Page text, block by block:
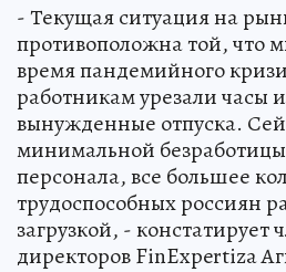
- Текущая ситуация на
противоположна той, что
время пандемийного
работникам урезали часы
вынужденные отпуска.
минимальной
персонала, все большее
трудоспособных россиян
загрузкой, - констатирует
директоров FinExpertiza